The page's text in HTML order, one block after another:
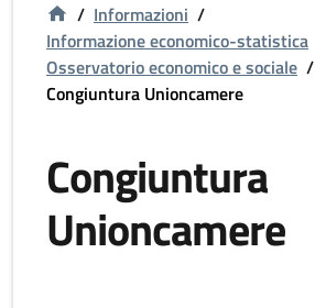
/ Informazioni /
Informazione economico-statistica
Osservatorio economico e sociale /
Congiuntura Unioncamere
Congiuntura
Unioncamere